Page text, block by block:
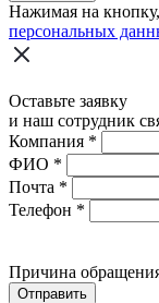
Нажимая на
персональных
Оставьте заявку
и наш сотрудник
Компания *
ФИО *
Почта *
Телефон *
Причина
Отправить